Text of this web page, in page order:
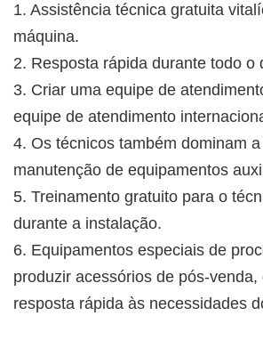
1. Assistência técnica gratuita
máquina.
2. Resposta rápida durante todo o
3. Criar uma equipe de
equipe de atendimento
4. Os técnicos também dominam
manutenção de equipamentos
5. Treinamento gratuito para o
durante a instalação.
6. Equipamentos especiais de
produzir acessórios de pós-
resposta rápida às necessidades